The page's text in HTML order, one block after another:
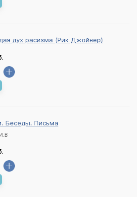
дух расизма (Рик Джойнер)
Беседы. Письма